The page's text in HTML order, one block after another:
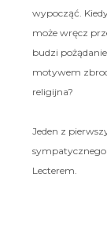
wypocząć.
może wręcz
budzi
motywem
religijna?
Jeden z
Lecterem.